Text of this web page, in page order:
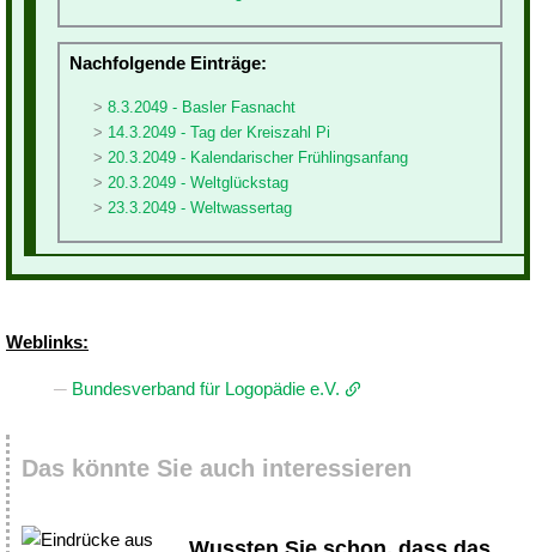
Nachfolgende Einträge:
8.3.2049 - Basler Fasnacht
14.3.2049 - Tag der Kreiszahl Pi
20.3.2049 - Kalendarischer Frühlingsanfang
20.3.2049 - Weltglückstag
23.3.2049 - Weltwassertag
Weblinks:
Bundesverband für Logopädie e.V.
Das könnte Sie auch interessieren